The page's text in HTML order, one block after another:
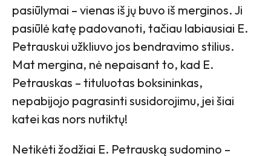
pasiūlymai – vienas iš jų buvo iš merginos. Ji
pasiūlė katę padovanoti, tačiau labiausiai E.
Petrauskui užkliuvo jos bendravimo stilius.
Mat mergina, nė nepaisant to, kad E.
Petrauskas – tituluotas boksininkas,
nepabijojo pagrasinti susidorojimu, jei šiai
katei kas nors nutiktų!
Netikėti žodžiai E. Petrauską sudomino –